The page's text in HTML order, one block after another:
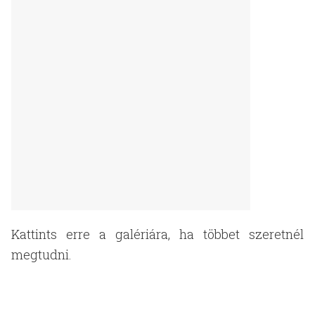
Kattints erre a galériára, ha többet szeretnél
megtudni.